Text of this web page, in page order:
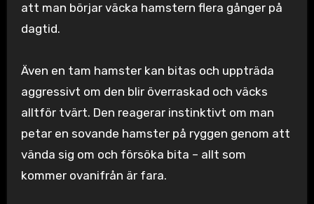
att man börjar väcka hamstern flera gånger på
dagtid.
Även en tam hamster kan bitas och uppträda
aggressivt om den blir överraskad och väcks
alltför tvärt. Den reagerar instinktivt om man
petar en sovande hamster på ryggen genom att
vända sig om och försöka bita – allt som
kommer ovanifrån är fara.